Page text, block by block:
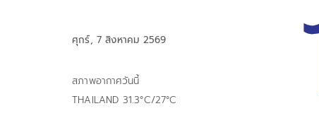
ศุกร์, 7 สิงหาคม 2569
สภาพอากาศวันนี้
THAILAND 31.3°C/27°C